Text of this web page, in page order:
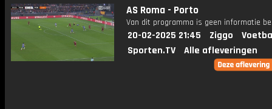
AS Roma - Porto
Van dit programma is geen informatie
20-02-2025 21:45 Ziggo
Sporten.TV
Alle afleveringen